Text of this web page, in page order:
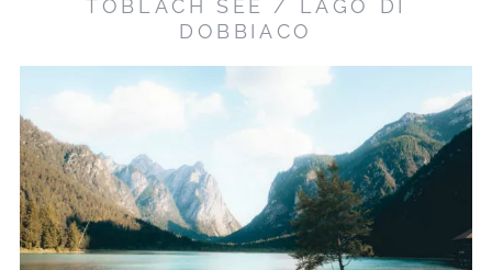
TOBLACH SEE / LAGO DI
DOBBIACO